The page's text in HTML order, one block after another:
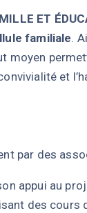
ET
familiale.
moyen
et
par des
appui au
des cours